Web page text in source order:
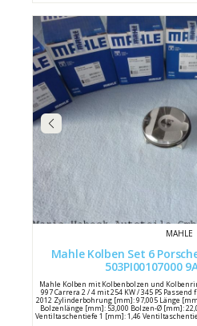
MAHLE
Mahle Kolben Set 6 Porsche 997 3,6 Carrera 2 /
Mahle Kolben mit Kolbenbolzen und
997 Carrera 2 / 4 mit 254 KW / 345 PS
2012 Zylinderbohrung [mm]: 97,005 Länge
Bolzenlänge [mm]: 53,000 Bolzen-Ø [mm]:
Ventiltaschentiefe 1 [mm]: 1,46